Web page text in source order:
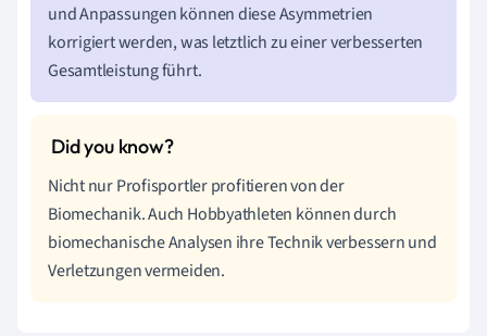
und Anpassungen können diese Asymmetrien
korrigiert werden, was letztlich zu einer verbesserten
Gesamtleistung führt.
Nicht nur Profisportler profitieren von der
Biomechanik. Auch Hobbyathleten können durch
biomechanische Analysen ihre Technik verbessern und
Verletzungen vermeiden.